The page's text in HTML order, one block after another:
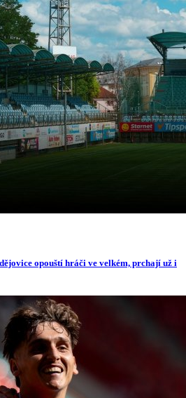
opouští hráči ve velkém, prchají už i